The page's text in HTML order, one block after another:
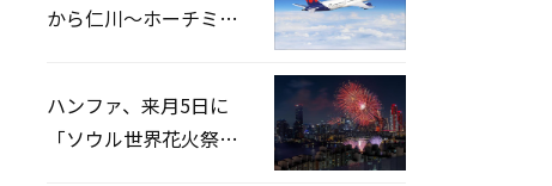
から仁川〜ホーチミン
ハンファ、来月5日に
「ソウル世界花火祭り